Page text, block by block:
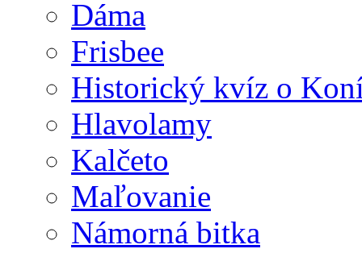
Dáma
Frisbee
Historický kvíz o
Hlavolamy
Kalčeto
Maľovanie
Námorná bitka